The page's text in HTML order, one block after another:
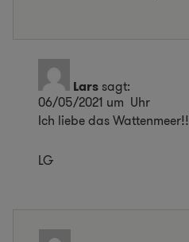
Larssagt:
06/05/2021 um Uhr
Ich liebe das Wattenmeer!!
LG